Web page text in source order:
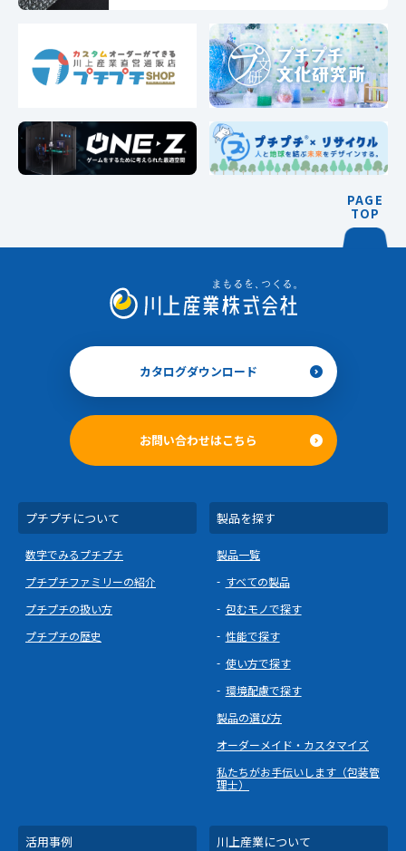
PAGE
TOP
カタログダウンロード
お問い合わせはこちら
プチプチについて
数字でみるプチプチ
プチプチファミリーの紹介
プチプチの扱い方
プチプチの歴史
製品を探す
製品一覧
すべての製品
包むモノで探す
性能で探す
使い方で探す
環境配慮で探す
製品の選び方
オーダーメイド・カスタマイズ
私たちがお手伝いします（包装管
理士）
活用事例 川上産業について